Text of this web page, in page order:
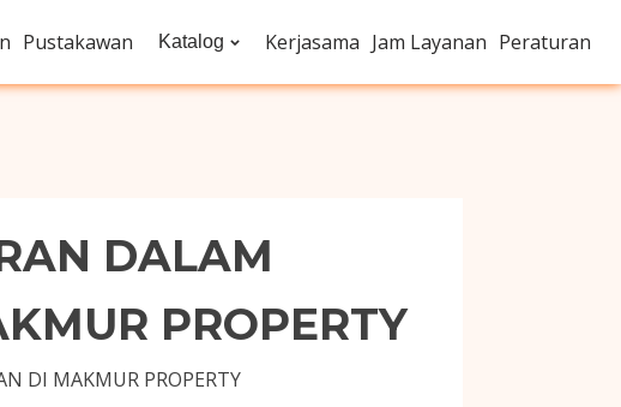
Pustakawan Katalog Kerjasama Jam Layanan Peraturan
DALAM
PROPERTY
DI MAKMUR PROPERTY